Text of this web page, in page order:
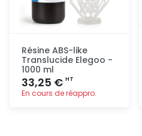
Résine ABS-like
Translucide Elegoo -
1000 ml
33,25 € HT
En cours de réappro.